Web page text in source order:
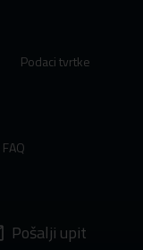
Podaci tvrtke
FAQ
Pošalji upit